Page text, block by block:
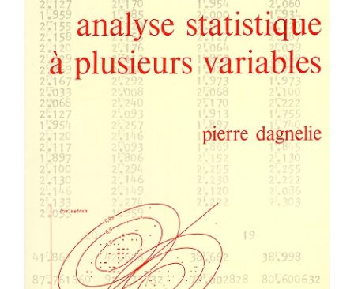
Achat en ligne
Panier WooCommerce